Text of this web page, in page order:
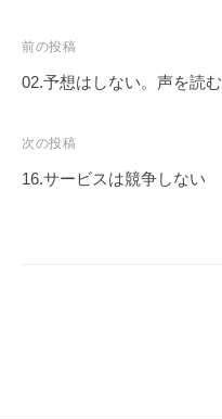
投
稿
ビ
ゲ
前の投稿
02.予想はしない。声を読む
次の投稿
16.サービスは競争しない